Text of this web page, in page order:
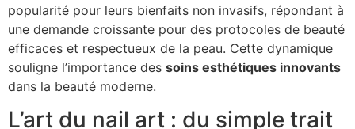
popularité pour leurs bienfaits non invasifs, répondant à
une demande croissante pour des protocoles de beauté
efficaces et respectueux de la peau. Cette dynamique
souligne l’importance des soins esthétiques innovants
dans la beauté moderne.
L’art du nail art : du simple trait